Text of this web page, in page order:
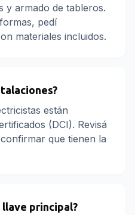
y armado de tableros.
pedí
materiales incluidos.
están
(DCI). Revisá
que tienen la
llave principal?